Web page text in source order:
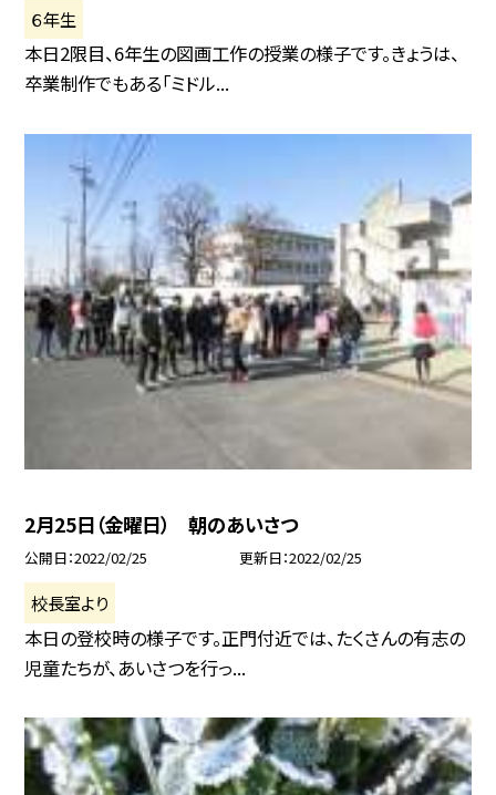
６年生
本日2限目、6年生の図画工作の授業の様子です。きょうは、
卒業制作でもある「ミドル...
2月25日（金曜日） 朝のあいさつ
公開日 2022/02/25 更新日 2022/02/25
校長室より
本日の登校時の様子です。正門付近では、たくさんの有志の
児童たちが、あいさつを行っ...